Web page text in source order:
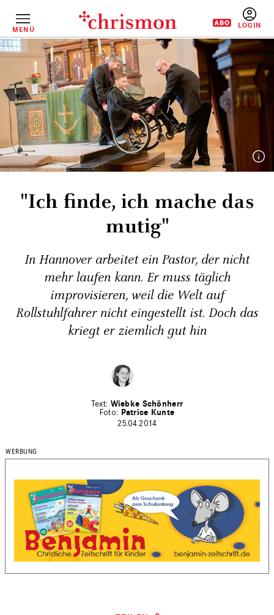
InhaltMENÜ
"Ich finde, ich mache das
mutig"
In Hannover arbeitet ein Pastor, der nicht
mehr laufen kann. Er muss täglich
improvisieren, weil die Welt auf
Rollstuhlfahrer nicht eingestellt ist. Doch das
kriegt er ziemlich gut hin
Wiebke Schönherr
Patrice Kunte
25.04.2014